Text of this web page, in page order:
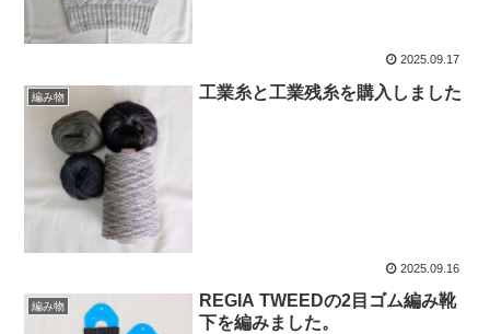
2025.09.17
編み物 工業糸と工業残糸を購入しました
2025.09.16
編み物
REGIA TWEEDの2目ゴム編み靴
下を編みました。